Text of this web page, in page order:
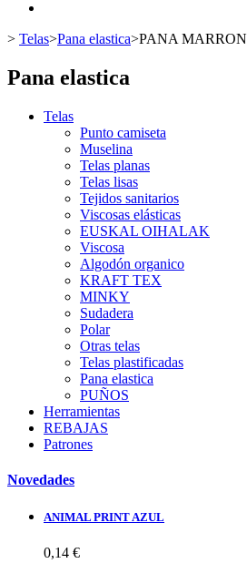
> Telas>Pana elastica>PANA MARRON
Pana elastica
Telas
Punto camiseta
Muselina
Telas planas
Telas lisas
Tejidos sanitarios
Viscosas elásticas
EUSKAL OIHALAK
Viscosa
Algodón organico
KRAFT TEX
MINKY
Sudadera
Polar
Otras telas
Telas plastificadas
Pana elastica
PUÑOS
Herramientas
REBAJAS
Patrones
Novedades
ANIMAL PRINT AZUL
0,14 €